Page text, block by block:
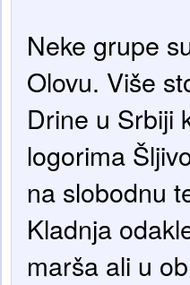
Neke grupe
Olovu. Više
Drine u Srbiji
logorima
na slobodnu
Kladnja
marša ali u